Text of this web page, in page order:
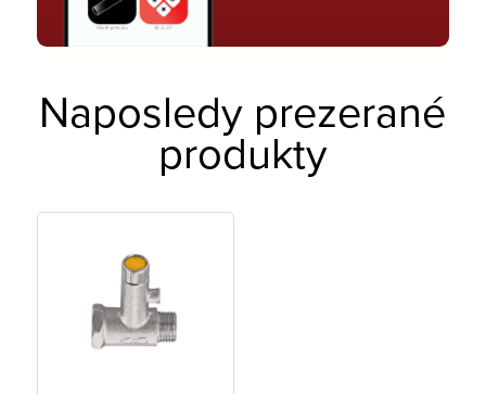
Naposledy prezerané
produkty